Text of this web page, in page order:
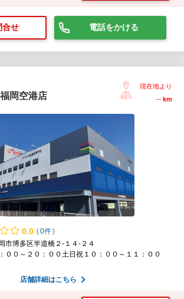
合せ 電話をかける
岡空港店
現在地より
-- km
0.0 (0件)
市博多区半道橋２-１４-２４
００～２０：００土日祝１０：００～１１：００
店舗詳細はこちら